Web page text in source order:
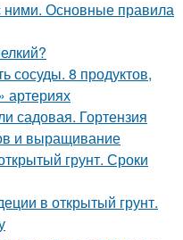
ними. Основные правила
сосуды. 8 продуктов,
артериях
садовая. Гортензия
и выращивание
грунт. Сроки
в открытый грунт.